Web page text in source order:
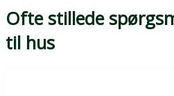
Ofte stillede
til hus